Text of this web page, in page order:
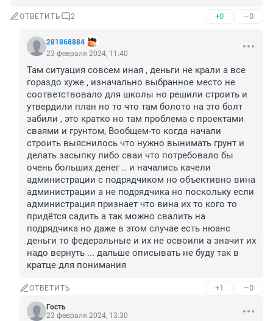
ОТВЕТИТЬ 2 +0 –0
281868884
23 февраля 2024, 11:40
Там ситуация совсем иная , деньги не крали а все
гораздо хуже , изначально выбранное место не
соответствовало для школы но решили строить и
утвердили план но то что там болото на это болт
забили , это кратко но там проблема с проектами
сваями и грунтом, Вообщем-то когда начали
строить выяснилось что нужно вынимать грунт и
делать засыпку либо сваи что потребовало бы
очень больших денег .. и начались качели
администрации с подрядчиком но объективно вина
администрации а не подрядчика но поскольку если
администрация признает что вина их то кого то
придётся садить а так можно свалить на
подрядчика но даже в этом случае есть нюанс
деньги то федеральные и их не освоили а значит их
надо вернуть ... дальше описывать не буду так в
кратце для понимания
ОТВЕТИТЬ +1 –0
Гость
23 февраля 2024, 13:30